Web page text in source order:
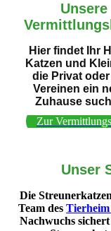
Unsere
Hier findet Ihr
Katzen und
die Privat
Vereinen ein
Zuhause
Zur
Unser
Die
Team des
Nachwuchs